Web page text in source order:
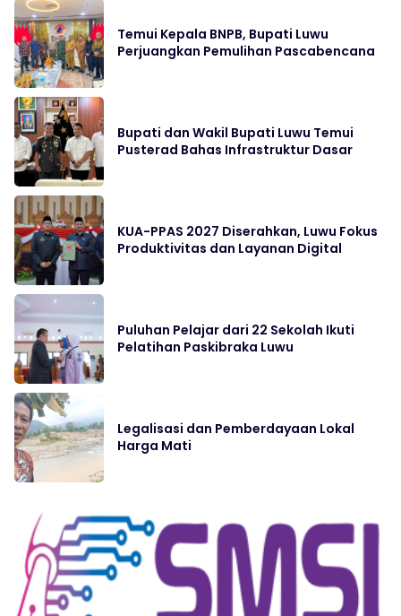
Temui Kepala BNPB, Bupati Luwu
Perjuangkan Pemulihan Pascabencana
Bupati dan Wakil Bupati Luwu Temui
Pusterad Bahas Infrastruktur Dasar
KUA-PPAS 2027 Diserahkan, Luwu Fokus
Produktivitas dan Layanan Digital
Puluhan Pelajar dari 22 Sekolah Ikuti
Pelatihan Paskibraka Luwu
Legalisasi dan Pemberdayaan Lokal
Harga Mati